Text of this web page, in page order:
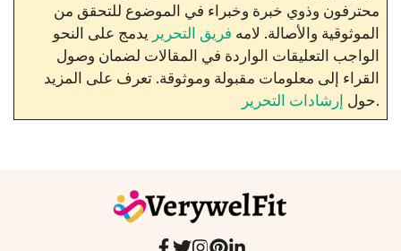
محترفون وذوي خبرة وخبراء في الموضوع للتحقق من
الموثوقية والأصالة. لامه فريق التحرير يدمج على النحو
الواجب التعليقات الواردة في المقالات لضمان وصول
القراء إلى معلومات مقبولة وموثوقة. تعرف على المزيد
حول إرشادات التحرير .